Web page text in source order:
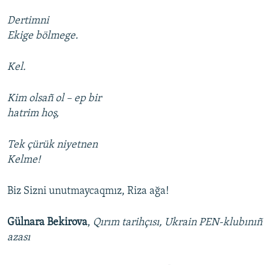
Dertimni
Ekige bölmege.
Kel.
Kim olsañ ol – ep bir
hatrim hoş,
Tek çürük niyetnen
Kelme!
Biz Sizni unutmaycaqmız, Riza ağa!
Gülnara Bekirova, Qırım tarihçısı, Ukrain PEN-klubınıñ
azası